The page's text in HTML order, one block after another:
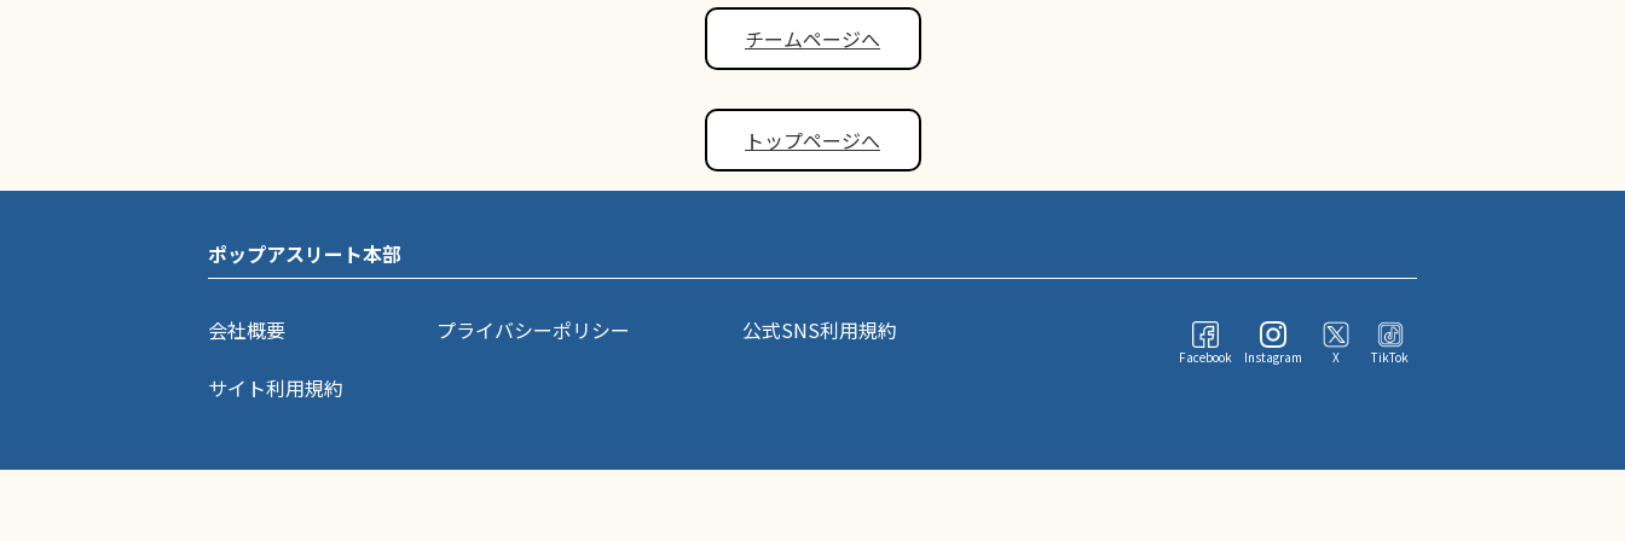
チームページへ
トップページへ
ポップアスリート本部
会社概要 プライバシーポリシー
公式SNS利用規約
サイト利用規約
Facebook Instagram X TikTok